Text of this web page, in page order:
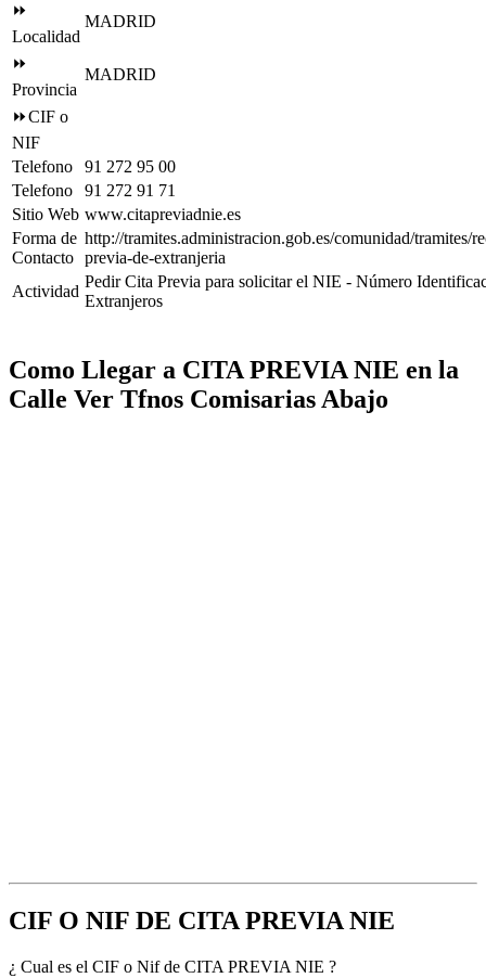
⏩
Localidad
MADRID
⏩
Provincia
MADRID
⏩CIF o
NIF
Telefono
91 272 95 00
Telefono
91 272 91 71
Sitio Web www.citapreviadnie.es
Forma de
Contacto
http://tramites.administracion.gob.es/comunidad/tramites/
previa-de-extranjeria
Actividad
Pedir Cita Previa para solicitar el NIE - Número
Extranjeros
Como Llegar a CITA PREVIA NIE en la
Calle Ver Tfnos Comisarias Abajo
CIF O NIF DE CITA PREVIA NIE
¿ Cual es el CIF o Nif de CITA PREVIA NIE ?